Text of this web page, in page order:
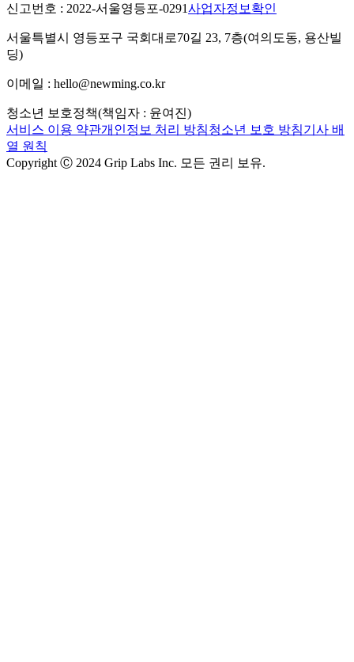
신고번호 : 2022-서울영등포-0291사업자정보확인
서울특별시 영등포구 국회대로70길 23, 7층(여의도동, 용산빌
딩)
이메일 : hello@newming.co.kr
청소년 보호정책(책임자 : 윤여진)
서비스 이용 약관개인정보 처리 방침청소년 보호 방침기사 배
열 원칙
Copyright Ⓒ 2024 Grip Labs Inc. 모든 권리 보유.